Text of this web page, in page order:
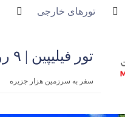
تورهای خارجی
تور فیلیپین | ۹ روزه بهمن
سفر به سرزمین هزار جزیره